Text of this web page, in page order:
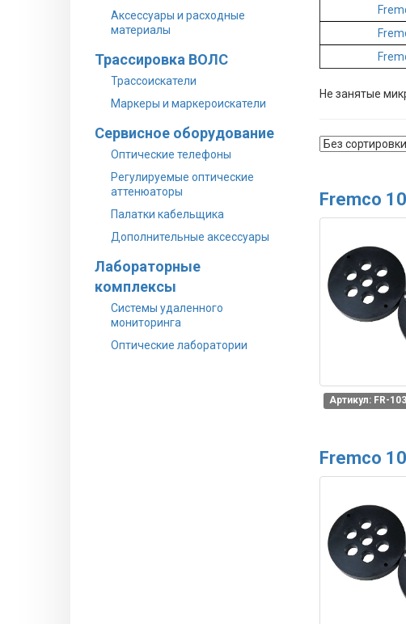
Аксессуары и расходные
материалы
Трассировка ВОЛС
Трассоискатели
Маркеры и маркероискатели
Сервисное оборудование
Оптические телефоны
Регулируемые оптические
аттенюаторы
Палатки кабельщика
Дополнительные аксессуары
Лабораторные
комплексы
Системы удаленного
мониторинга
Оптические лаборатории
Не занятые
Fremco
Артикул: FR-
Fremco